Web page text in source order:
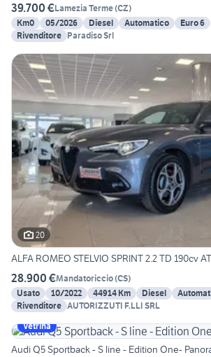
39.700 €Lamezia Terme(CZ)
Km0
05/2026 Diesel Automatico
Euro 6
Rivenditore Paradiso Srl
20
ALFA ROMEO STELVIO SPRINT 2.2 TD 190cv
28.900 €Mandatoriccio(CS)
Usato
10/2022 44914 Km Diesel
Rivenditore AUTORIZZUTI F.LLI SRL
Vetrina
Audi Q5 Sportback - S line - Edition One-